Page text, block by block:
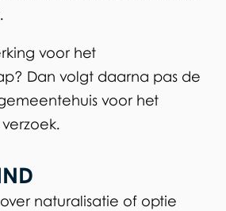
voor het
Dan volgt daarna pas de
voor het
naturalisatie of optie